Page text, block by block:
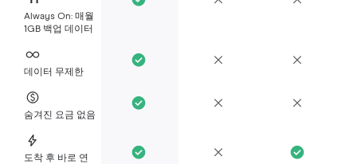
Always On: 매월
1GB 백업 데이터
데이터 무제한
숨겨진 요금 없음
도착 후 바로 연